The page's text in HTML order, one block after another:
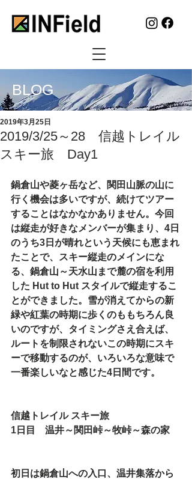
BLOG
2019/3/25～28 信越トレイル
スキー旅 Day1
2019年3月25日
鍋倉山や菱ヶ岳など、関田山脈の山に
行く機会は多いですが、続けてツアー
することはなかなかありません。今回
は縦走が好きなメンバーが集まり、4日
のうち3日が晴れという天候にも恵まれ
たことで、スキー縦走のメインにな
る、鍋倉山～天水山まで麓の宿を利用
した Hut to Hut スタイルで縦走するこ
とができました。雪が消えてからの新
緑や紅葉の時期に歩くのももちろん良
いのですが、タイミングさえ合えば、
ルートを制限されないこの時期にスキ
ーで移動するのが、いろいろな意味で
一番楽しいなと感じた4日間です。
信越トレイル スキー旅
1日目　温井～関田峠～牧峠～森の家
初日は鍋倉山への入口、温井集落から